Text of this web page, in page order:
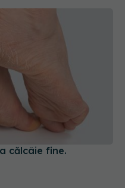
călcâie fine.